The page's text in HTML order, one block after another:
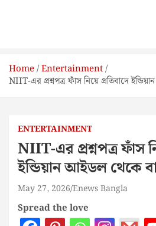
Home Entertainment
NIIT-এর প্রশ্নপত্র ফাঁস নিয়ে প্রতিবাদে
ENTERTAINMENT
NIIT-এর প্রশ্নপত্র ফাঁস
ইন্ডিয়ান আইডল থেকে
May 27, 2026 Enews Bangla
Spread the love